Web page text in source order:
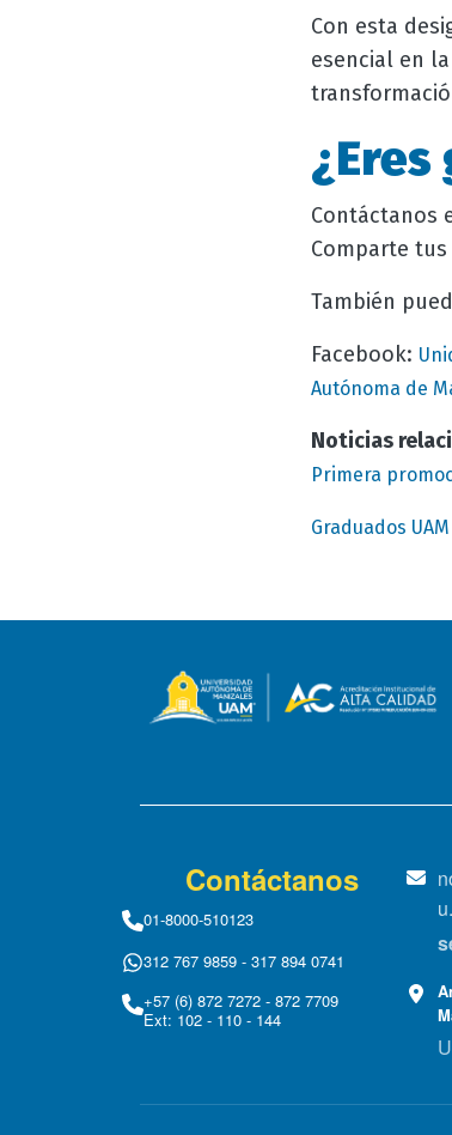
Con esta
esencial en
¿Eres
Contáctanos
Comparte
También
Facebook:
Autónoma de
Noticias
Primera
Graduados
Contáctanos
01-8000-510123
312 767 9859 - 317 894 0741
+57 (6) 872 7272 - 872 7709
Ext: 102 - 110 - 144